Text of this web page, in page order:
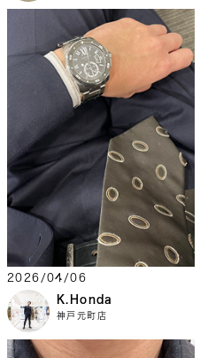
2026/04/06
K.Honda
神戸元町店